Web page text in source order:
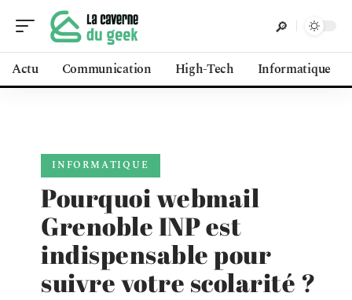
Actu Communication High-Tech Informatique
INFORMATIQUE
Pourquoi webmail
Grenoble INP est
indispensable pour
suivre votre scolarité ?